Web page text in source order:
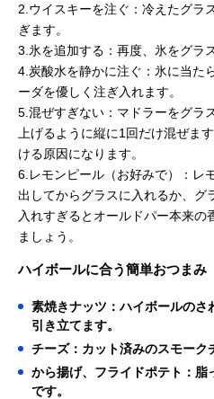
2.ウイスキーを注ぐ：冷えたグラ
ぎます。
3.氷を追加する：再度、氷をグラ
4.炭酸水を静かに注ぐ：氷に当た
ーダを優しく注ぎ入れます。
5.混ぜすぎない：マドラーをグラ
上げるように縦に1回だけ混ぜま
ける原因になります。
6.レモンピール（お好みで）：レ
出してからグラスに入れるか、グ
入れすぎるとオールドパー本来の
ましょう。
ハイボールに合う簡単おつまみ
素焼きナッツ：ハイボールの
引き立てます。
チーズ：カット済みのスモーク
から揚げ、フライドポテト：
です。